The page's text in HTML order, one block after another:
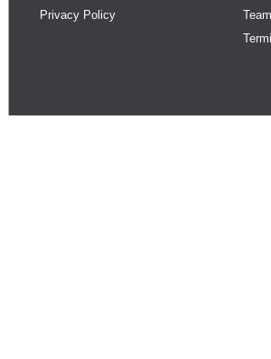
Privacy Policy